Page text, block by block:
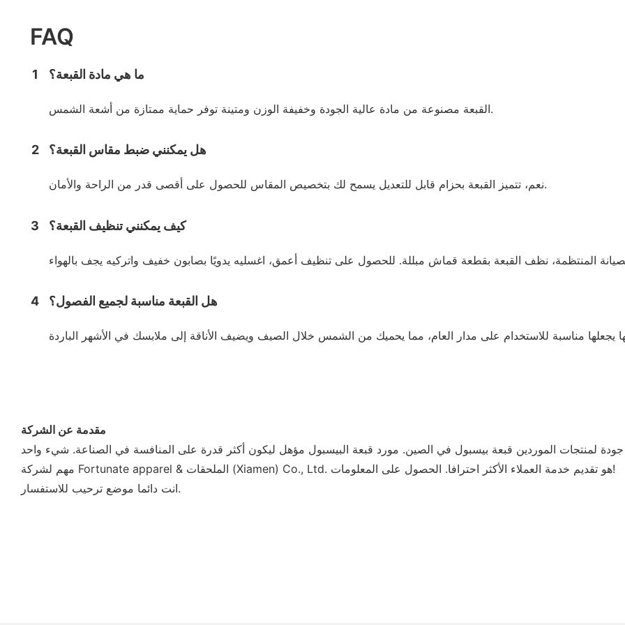
FAQ
1 ما هي مادة القبعة؟
القبعة مصنوعة من مادة عالية الجودة وخفيفة الوزن ومتينة توفر حماية ممتازة من أشعة الشمس.
2 هل يمكنني ضبط مقاس القبعة؟
نعم، تتميز القبعة بحزام قابل للتعديل يسمح لك بتخصيص المقاس للحصول على أقصى قدر من الراحة والأمان.
3 كيف يمكنني تنظيف القبعة؟
4 هل القبعة مناسبة لجميع الفصول؟
مقدمة عن الشركة
لمنتجات الموردين قبعة بيسبول في الصين. مورد قبعة البيسبول مؤهل ليكون أكثر قدرة على المنافسة في الصناعة. شيء واحد
مهم لشركة Fortunate apparel & الملحقات (Xiamen) Co., Ltd. هو تقديم خدمة العملاء الأكثر احترافا. الحصول على المعلومات!
انت دائما موضع ترحيب للاستفسار.